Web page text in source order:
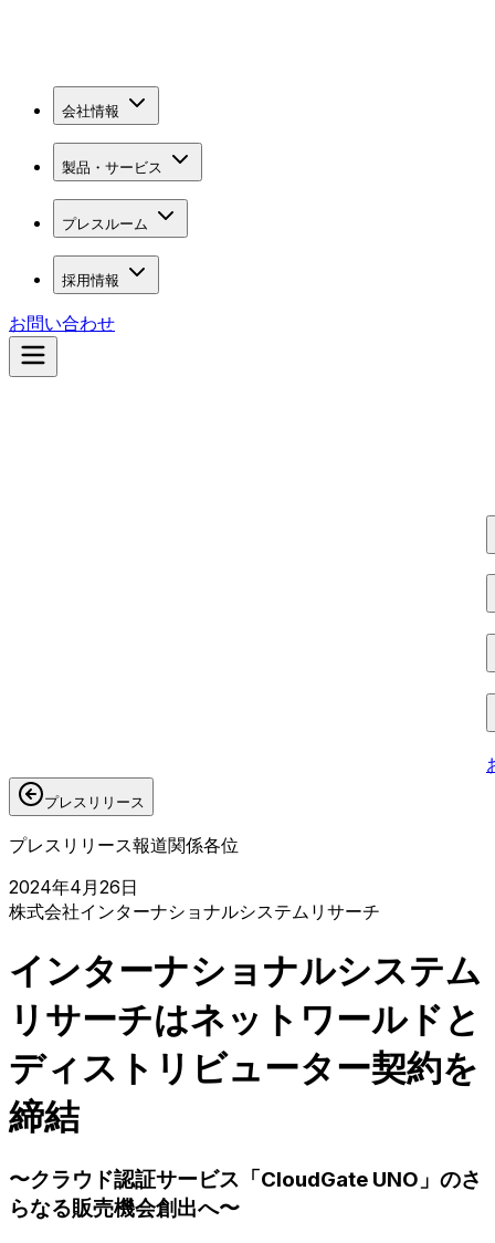
会社情報
製品・サービス
プレスルーム
採用情報
お問い合わせ
プレスリリース
プレスリリース報道関係各位
2024年4月26日
株式会社インターナショナルシステムリサーチ
インターナショナルシステム
リサーチはネットワールドと
ディストリビューター契約を
締結
〜クラウド認証サービス「CloudGate UNO」のさ
らなる販売機会創出へ〜